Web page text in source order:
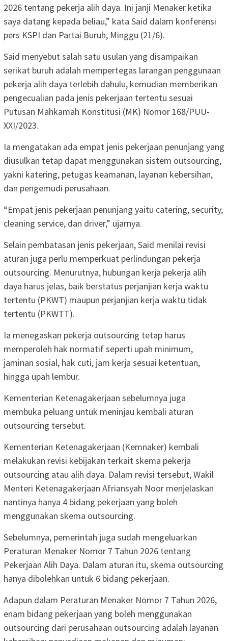
2026 tentang pekerja alih daya. Ini janji Menaker ketika
saya datang kepada beliau,” kata Said dalam konferensi
pers KSPI dan Partai Buruh, Minggu (21/6).
Said menyebut salah satu usulan yang disampaikan
serikat buruh adalah mempertegas larangan penggunaan
pekerja alih daya terlebih dahulu, kemudian memberikan
pengecualian pada jenis pekerjaan tertentu sesuai
Putusan Mahkamah Konstitusi (MK) Nomor 168/PUU-
XXI/2023.
Ia mengatakan ada empat jenis pekerjaan penunjang yang
diusulkan tetap dapat menggunakan sistem outsourcing,
yakni katering, petugas keamanan, layanan kebersihan,
dan pengemudi perusahaan.
“Empat jenis pekerjaan penunjang yaitu catering, security,
cleaning service, dan driver,” ujarnya.
Selain pembatasan jenis pekerjaan, Said menilai revisi
aturan juga perlu memperkuat perlindungan pekerja
outsourcing. Menurutnya, hubungan kerja pekerja alih
daya harus jelas, baik berstatus perjanjian kerja waktu
tertentu (PKWT) maupun perjanjian kerja waktu tidak
tertentu (PKWTT).
Ia menegaskan pekerja outsourcing tetap harus
memperoleh hak normatif seperti upah minimum,
jaminan sosial, hak cuti, jam kerja sesuai ketentuan,
hingga upah lembur.
Kementerian Ketenagakerjaan sebelumnya juga
membuka peluang untuk meninjau kembali aturan
outsourcing tersebut.
Kementerian Ketenagakerjaan (Kemnaker) kembali
melakukan revisi kebijakan terkait skema pekerja
outsourcing atau alih daya. Dalam revisi tersebut, Wakil
Menteri Ketenagakerjaan Afriansyah Noor menjelaskan
nantinya hanya 4 bidang pekerjaan yang boleh
menggunakan skema outsourcing.
Sebelumnya, pemerintah juga sudah mengeluarkan
Peraturan Menaker Nomor 7 Tahun 2026 tentang
Pekerjaan Alih Daya. Dalam aturan itu, skema outsourcing
hanya dibolehkan untuk 6 bidang pekerjaan.
Adapun dalam Peraturan Menaker Nomor 7 Tahun 2026,
enam bidang pekerjaan yang boleh menggunakan
outsourcing dari perusahaan outsourcing adalah layanan